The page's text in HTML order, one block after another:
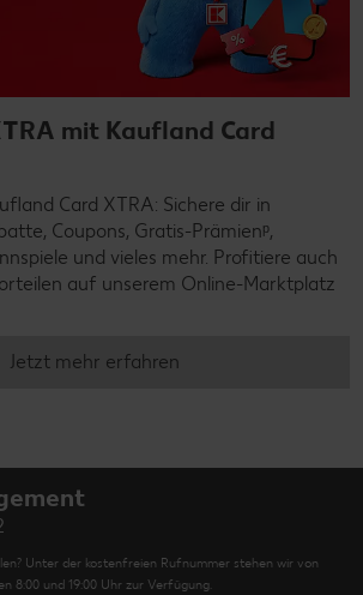
mit Kaufland Card
Card XTRA: Sichere dir in
Coupons, Gratis-Prämienᵖ,
und vieles mehr. Profitiere auch
auf unserem Online-Marktplatz
Jetzt mehr erfahren
Unter der kostenfreien Rufnummer stehen wir von
8:00 und 19:00 Uhr zur Verfügung.